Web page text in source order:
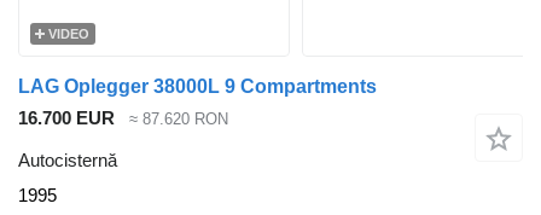
VIDEO
LAG Oplegger 38000L 9 Compartments
16.700 EUR
≈ 87.620 RON
Autocisternă
1995